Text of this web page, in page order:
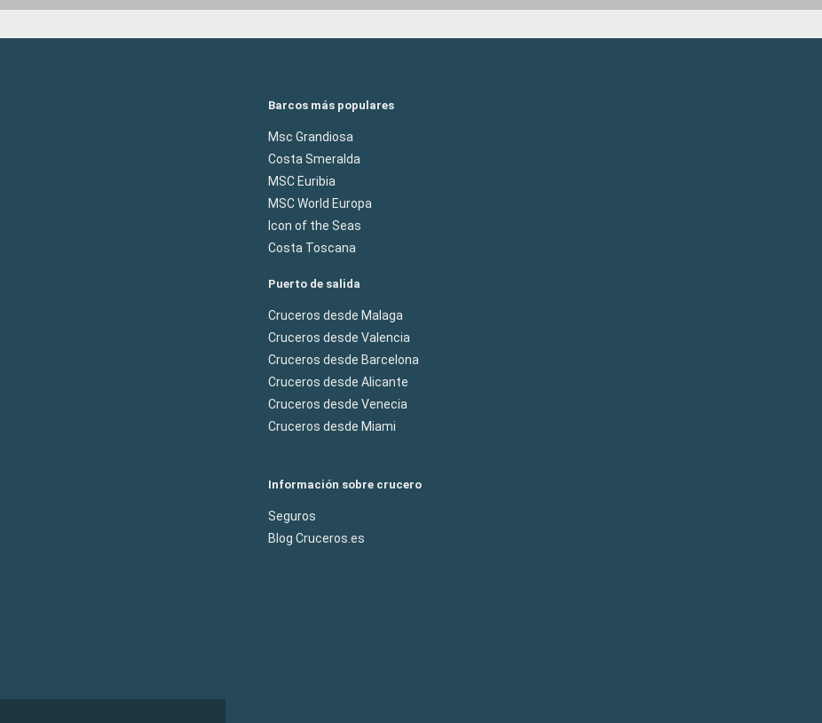
Barcos más populares
Msc Grandiosa
Costa Smeralda
MSC Euribia
MSC World Europa
Icon of the Seas
Costa Toscana
Puerto de salida
Cruceros desde Malaga
Cruceros desde Valencia
Cruceros desde Barcelona
Cruceros desde Alicante
Cruceros desde Venecia
Cruceros desde Miami
Información sobre crucero
Seguros
Blog Cruceros.es